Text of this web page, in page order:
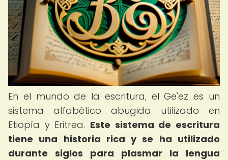
En el mundo de la escritura, el Ge'ez es un
sistema alfabético abugida utilizado en
Etiopía y Eritrea. Este sistema de escritura
tiene una historia rica y se ha utilizado
durante siglos para plasmar la lengua